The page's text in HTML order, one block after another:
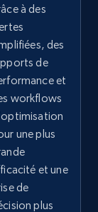
by
à des
des
de
et
workflows
une plus
et une
de
plus